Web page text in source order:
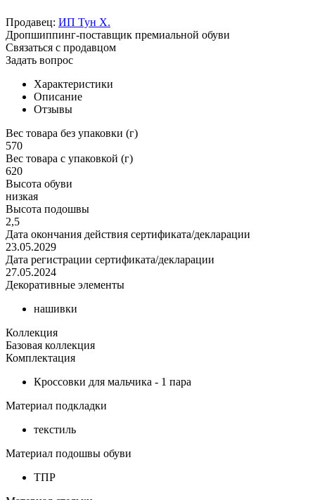
Продавец: ИП Тун Х.
Дропшиппинг-поставщик премиальной обуви
Связаться с продавцом
Задать вопрос
Характеристики
Описание
Отзывы
Вес товара без упаковки (г)
570
Вес товара с упаковкой (г)
620
Высота обуви
низкая
Высота подошвы
2,5
Дата окончания действия сертификата/декларации
23.05.2029
Дата регистрации сертификата/декларации
27.05.2024
Декоративные элементы
нашивки
Коллекция
Базовая коллекция
Комплектация
Кроссовки для мальчика - 1 пара
Материал подкладки
текстиль
Материал подошвы обуви
ТПР